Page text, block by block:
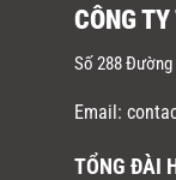
CÔNG
Số 288 Đường
Email:
TỔNG ĐÀI